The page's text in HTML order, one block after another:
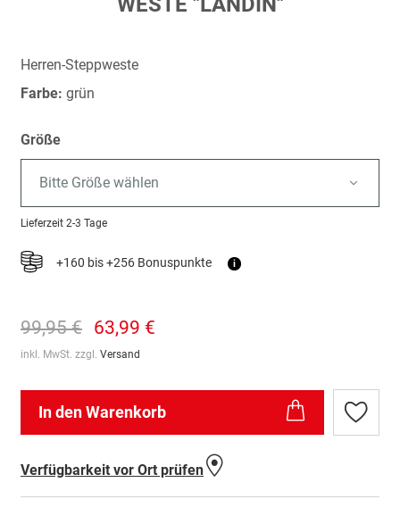
springen
Herren-Steppweste
Farbe: grün
Größe
Bitte Größe wählen
Lieferzeit 2-3 Tage
+160 bis +256 Bonuspunkte i
99,95 € 63,99 €
inkl. MwSt. zzgl. Versand
In den Warenkorb
Zur
Verfügbarkeit vor Ort prüfen